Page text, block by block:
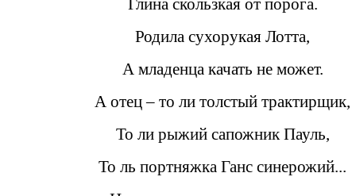
Глина скользкая от порога.
Родила сухорукая Лотта,
А младенца качать не может.
А отец – то ли толстый трактирщик,
То ли рыжий сапожник Пауль,
То ль портняжка Ганс синерожий...